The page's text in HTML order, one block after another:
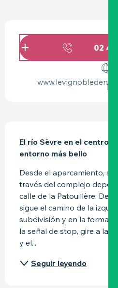
02 40
El río Sèvre en el centro,
entorno más bello
Desde el aparcamiento,
través del complejo
calle de la Patouillère.
sigue el camino de la
subdivisión y en la forma.
la señal de stop, gire a la
y el...
Seguir leyendo